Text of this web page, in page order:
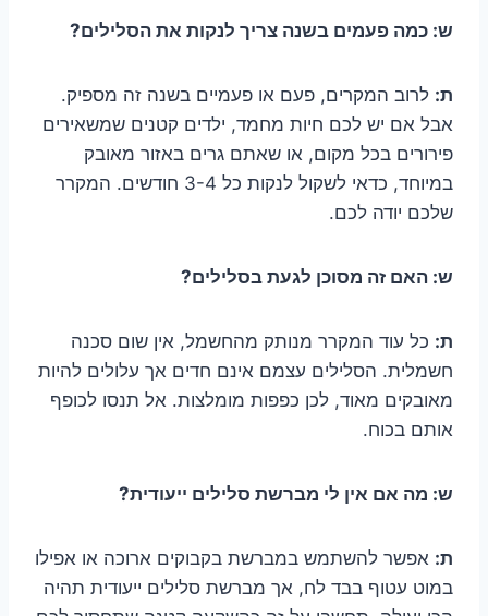
ש: כמה פעמים בשנה צריך לנקות את הסלילים?
ת: לרוב המקרים, פעם או פעמיים בשנה זה מספיק.
אבל אם יש לכם חיות מחמד, ילדים קטנים שמשאירים
פירורים בכל מקום, או שאתם גרים באזור מאובק
במיוחד, כדאי לשקול לנקות כל 3-4 חודשים. המקרר
שלכם יודה לכם.
ש: האם זה מסוכן לגעת בסלילים?
ת: כל עוד המקרר מנותק מהחשמל, אין שום סכנה
חשמלית. הסלילים עצמם אינם חדים אך עלולים להיות
מאובקים מאוד, לכן כפפות מומלצות. אל תנסו לכופף
אותם בכוח.
ש: מה אם אין לי מברשת סלילים ייעודית?
ת: אפשר להשתמש במברשת בקבוקים ארוכה או אפילו
במוט עטוף בבד לח, אך מברשת סלילים ייעודית תהיה